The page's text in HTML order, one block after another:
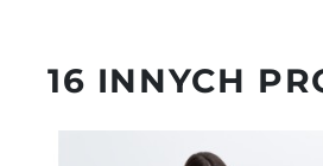
16 INNYCH